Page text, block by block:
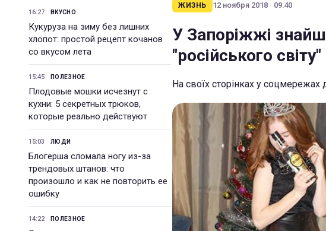
16:27 ВКУСНО
Кукуруза на зиму без лишних
хлопот: простой рецепт кочанов
со вкусом лета
15:45 ПОЛЕЗНОЕ
Плодовые мошки исчезнут с
кухни: 5 секретных трюков,
которые реально действуют
15:03 ЛЮДИ
Блогерша сломала ногу из-за
трендовых штанов: что
произошло и как не повторить ее
ошибку
14:22 ПОЛЕЗНОЕ
ЖИЗНЬ 12 ноября 2018 · 09:40
У Запоріжжі
"російського світу"
На своїх сторінках у соцмережах